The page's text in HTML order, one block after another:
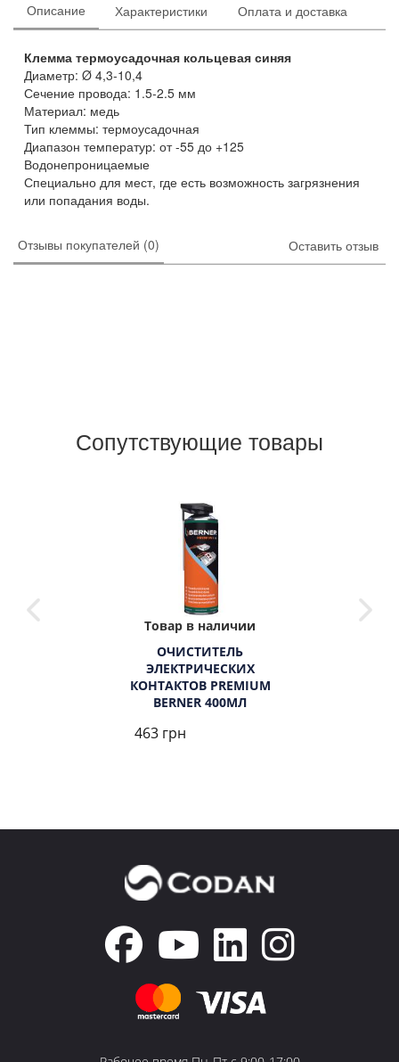
Описание Характеристики Оплата и доставка
Клемма термоусадочная кольцевая синяя
Диаметр: Ø 4,3-10,4
Сечение провода: 1.5-2.5 мм
Материал: медь
Тип клеммы: термоусадочная
Диапазон температур: от -55 до +125
Водонепроницаемые
Специально для мест, где есть возможность загрязнения
или попадания воды.
Отзывы покупателей (0) Оставить отзыв
Сопутствующие товары
Товар в наличии
ОЧИСТИТЕЛЬ
ЭЛЕКТРИЧЕСКИХ
КОНТАКТОВ PREMIUM
BERNER 400МЛ
463 грн